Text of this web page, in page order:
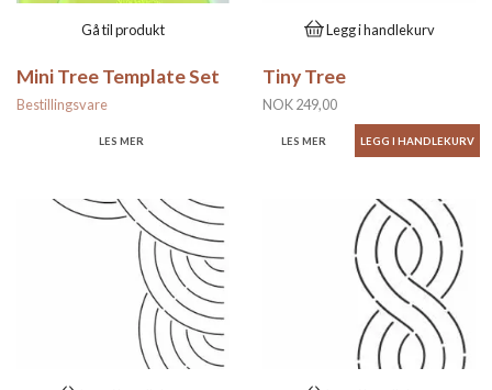
Gå til produkt
Mini Tree Template Set
Bestillingsvare
LES MER
Legg i handlekurv
Tiny Tree
NOK 249,00
LES MER